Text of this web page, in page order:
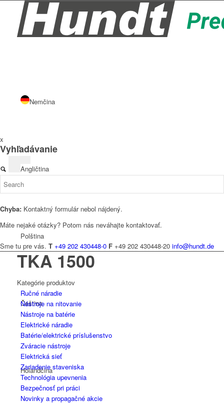
Nemčina
Angličtina
Polština
Čeština
Holandčina
x
Vyhľadávanie
Chyba: Kontaktný formulár nebol nájdený.
Máte nejaké otázky? Potom nás neváhajte kontaktovať.
Sme tu pre vás. T +49 202 430448-0 F +49 202 430448-20 info@hundt.de
TKA 1500
Kategórie produktov
Ručné náradie
Nástroje na nitovanie
Nástroje na batérie
Elektrické náradie
Batérie/elektrické príslušenstvo
Zváracie nástroje
Elektrická sieť
Zariadenie staveniska
Technológia upevnenia
Bezpečnosť pri práci
Novinky a propagačné akcie